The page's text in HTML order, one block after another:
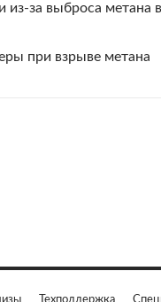
из-за выброса метана
при взрыве метана